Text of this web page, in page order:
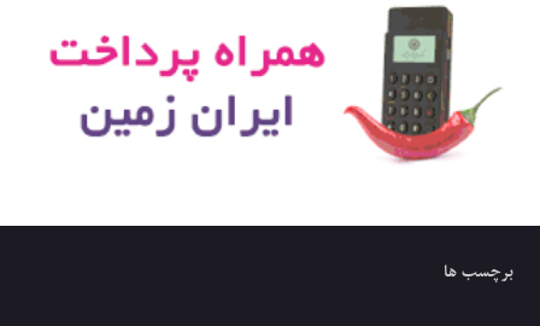
برچسب ها